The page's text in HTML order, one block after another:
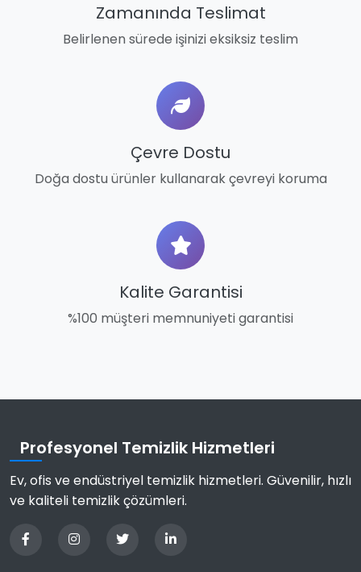
Zamanında Teslimat
Belirlenen sürede işinizi eksiksiz teslim
Çevre Dostu
Doğa dostu ürünler kullanarak çevreyi koruma
Kalite Garantisi
%100 müşteri memnuniyeti garantisi
Profesyonel Temizlik Hizmetleri
Ev, ofis ve endüstriyel temizlik hizmetleri. Güvenilir, hızlı
ve kaliteli temizlik çözümleri.